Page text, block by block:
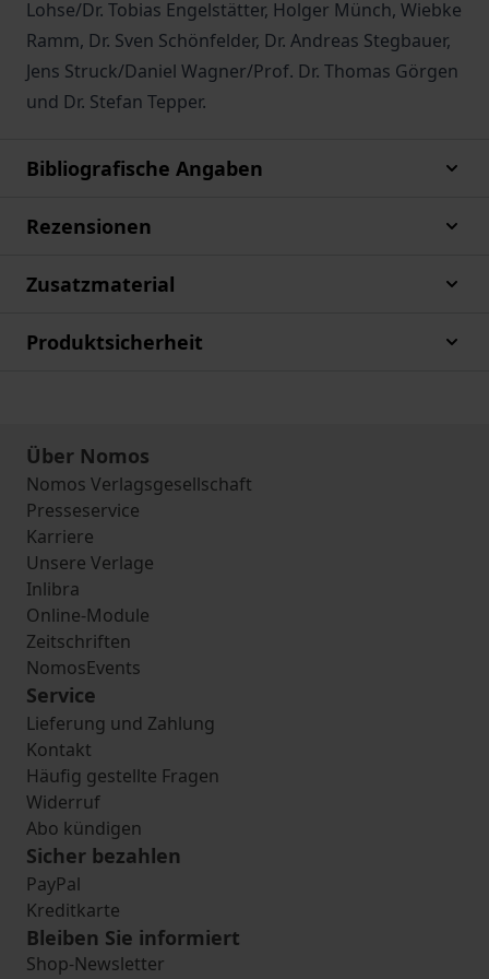
Lohse/Dr. Tobias Engelstätter, Holger Münch, Wiebke
Ramm, Dr. Sven Schönfelder, Dr. Andreas Stegbauer,
Jens Struck/Daniel Wagner/Prof. Dr. Thomas Görgen
und Dr. Stefan Tepper.
Bibliografische Angaben
Rezensionen
Zusatzmaterial
Produktsicherheit
Über Nomos
Nomos Verlagsgesellschaft
Presseservice
Karriere
Unsere Verlage
Inlibra
Online-Module
Zeitschriften
NomosEvents
Service
Lieferung und Zahlung
Kontakt
Häufig gestellte Fragen
Widerruf
Abo kündigen
Sicher bezahlen
PayPal
Kreditkarte
Bleiben Sie informiert
Shop-Newsletter